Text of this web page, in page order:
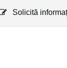
Solicită